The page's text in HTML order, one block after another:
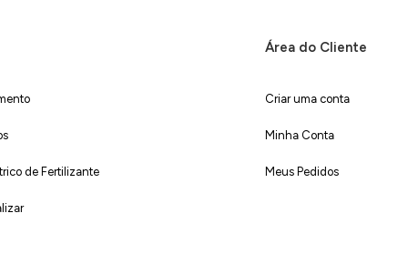
de Fertilizante
Área do Cliente
Criar uma conta
Minha Conta
Meus Pedidos